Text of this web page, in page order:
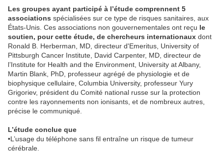
Les groupes ayant participé à l’étude comprennent 5
associations spécialisées sur ce type de risques sanitaires, aux
États-Unis. Ces associations non gouvernementales ont reçu le
soutien, pour cette étude, de chercheurs internationaux dont
Ronald B. Herberman, MD, directeur d'Emeritus, University of
Pittsburgh Cancer Institute, David Carpenter, MD, directeur de
l’Institute for Health and the Environment, University at Albany,
Martin Blank, PhD, professeur agrégé de physiologie et de
biophysique cellulaire, Columbia University, professeur Yury
Grigoriev, président du Comité national russe sur la protection
contre les rayonnements non ionisants, et de nombreux autres,
précise le communiqué.
L’étude conclue que
•L’usage du téléphone sans fil entraîne un risque de tumeur
cérébrale.